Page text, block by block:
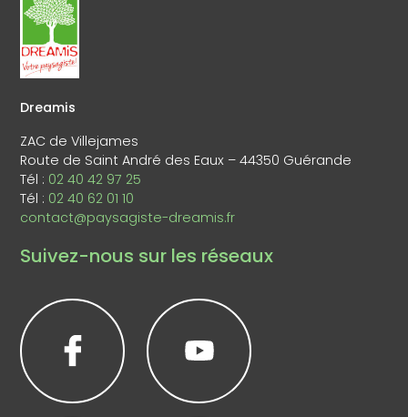
Dreamis
ZAC de Villejames
Route de Saint André des Eaux – 44350 Guérande
Tél : 02 40 42 97 25
Tél : 02 40 62 01 10
contact@paysagiste-dreamis.fr
Suivez-nous sur les réseaux